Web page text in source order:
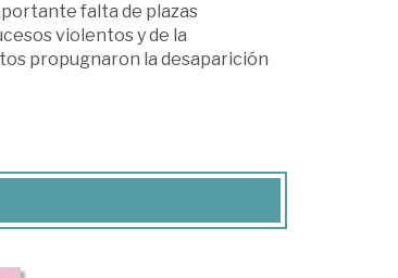
falta de plazas
violentos y de la
propugnaron la desaparición